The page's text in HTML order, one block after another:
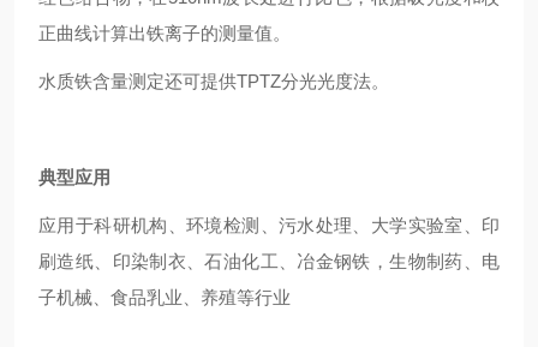
正曲线计算出铁离子的测量值。
水质铁含量测定还可提供TPTZ分光光度法。
典型应用
应用于科研机构、环境检测、污水处理、大学实验室、印
刷造纸、印染制衣、石油化工、冶金钢铁，生物制药、电
子机械、食品乳业、养殖等行业